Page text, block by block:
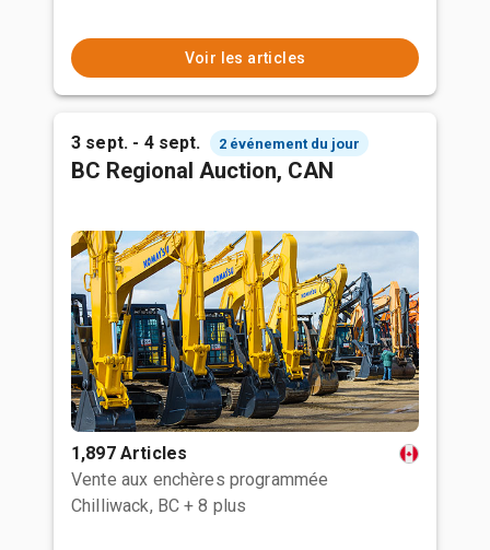
Voir les articles
3 sept. - 4 sept. 2 événement du jour
BC Regional Auction, CAN
1,897 Articles
Vente aux enchères programmée
Chilliwack, BC + 8 plus